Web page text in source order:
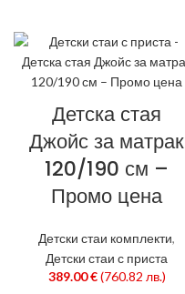
Детска стая
Джойс за матрак
120/190 см –
Промо цена
Детски стаи комплекти,
Детски стаи с приста
389.00€ (760.82 лв.)